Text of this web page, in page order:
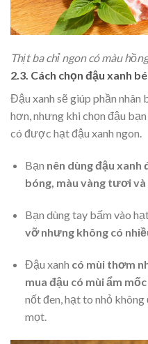
Thịt ba chỉ ngon có màu
2.3. Cách chọn đậu xanh
Đậu xanh sẽ giúp phần
hơn, nhưng khi chọn đậu
có được hạt đậu xanh ngon.
Bạn nên dùng đậu
bóng, màu vàng tươi và
Bạn dùng tay bấm vào
vỡ nhưng không có
Đậu xanh có mùi thơm
mua đậu có mùi ẩm mốc
nốt đen, hạt to nhỏ
mọt.